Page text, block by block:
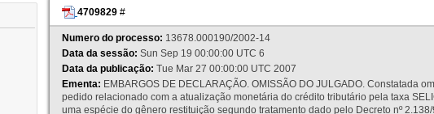
4709829 #
Numero do processo: 13678.000190/2002-14
Data da sessão: Sun Sep 19 00:00:00 UTC 6
Data da publicação: Tue Mar 27 00:00:00 UTC 2007
Ementa: EMBARGOS DE DECLARAÇÃO. OMISSÃO DO JULGADO. Constatada
pedido relacionado com a atualização monetária do crédito tributário pela taxa
uma espécie do gênero restituição segundo tratamento dado pelo Decreto nº